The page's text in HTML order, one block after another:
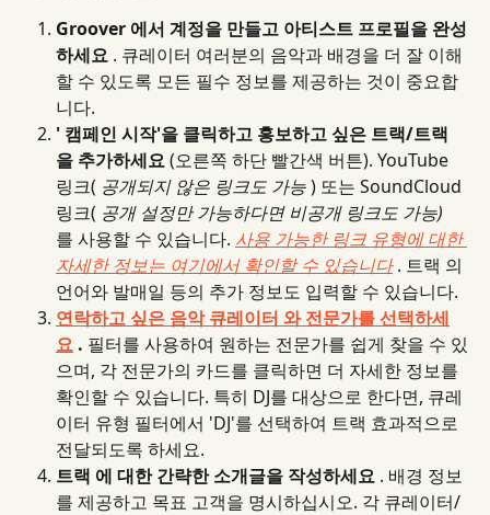
Groover 에서 계정을 만들고 아티스트 프로필을 완성
하세요 . 큐레이터 여러분의 음악과 배경을 더 잘 이해
할 수 있도록 모든 필수 정보를 제공하는 것이 중요합
니다.
' 캠페인 시작'을 클릭하고 홍보하고 싶은 트랙/트랙
을 추가하세요 (오른쪽 하단 빨간색 버튼). YouTube
링크( 공개되지 않은 링크도 가능 ) 또는 SoundCloud
링크( 공개 설정만 가능하다면 비공개 링크도 가능)
를 사용할 수 있습니다. 사용 가능한 링크 유형에 대한
자세한 정보는 여기에서 확인할 수 있습니다 . 트랙 의
언어와 발매일 등의 추가 정보도 입력할 수 있습니다.
연락하고 싶은 음악 큐레이터 와 전문가를 선택하세
요 . 필터를 사용하여 원하는 전문가를 쉽게 찾을 수 있
으며, 각 전문가의 카드를 클릭하면 더 자세한 정보를
확인할 수 있습니다. 특히 DJ를 대상으로 한다면, 큐레
이터 유형 필터에서 'DJ'를 선택하여 트랙 효과적으로
전달되도록 하세요.
트랙 에 대한 간략한 소개글을 작성하세요 . 배경 정보
를 제공하고 목표 고객을 명시하십시오. 각 큐레이터/